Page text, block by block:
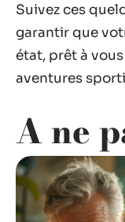
Suivez ces
garantir que
état, prêt à
aventures
A ne